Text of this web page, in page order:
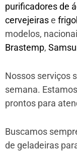
purificadores de
cervejeirase
modelos,
Brastemp,
Nossos serviços
semana.
prontos para
Buscamos
de geladeiras